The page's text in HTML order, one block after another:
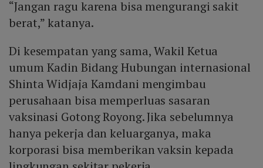
“Jangan ragu karena bisa mengurangi sakit
berat,” katanya.
Di kesempatan yang sama, Wakil Ketua
umum Kadin Bidang Hubungan internasional
Shinta Widjaja Kamdani mengimbau
perusahaan bisa memperluas sasaran
vaksinasi Gotong Royong. Jika sebelumnya
hanya pekerja dan keluarganya, maka
korporasi bisa memberikan vaksin kepada